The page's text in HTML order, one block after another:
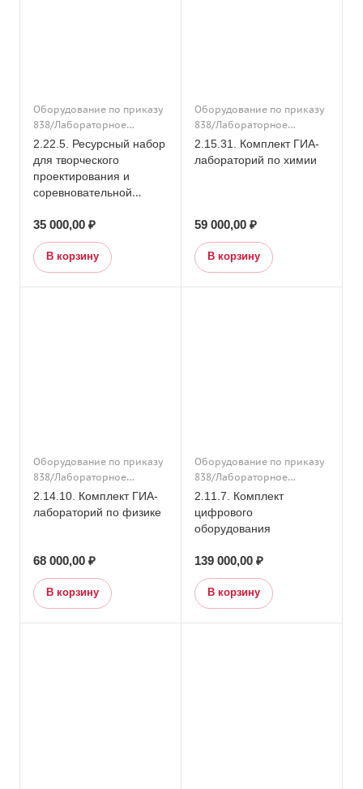
Оборудование по приказу
838/Лабораторное
оборудование/Основное
общее образование/
робототехника/
Образовательная
робототехника/Часть 1.
Профильный инженерно-
технологический класс/
Дополнительное
2.22.5. Ресурсный набор
для творческого
проектирования и
соревновательной
Ресурсный набор
НАУРОБО
35 000,00 ₽
В корзину
Оборудование по приказу
838/Лабораторное
оборудование/Основное
общее образование/
Оборудование по приказу
838/Подраздел 15. Кабинет
химии
2.15.31. Комплект ГИА-
лабораторий по химии
59 000,00 ₽
В корзину
Оборудование по приказу
838/Лабораторное
оборудование/Подраздел
14. Кабинет физики/
физики
2.14.10. Комплект ГИА-
лабораторий по физике
68 000,00 ₽
В корзину
Оборудование по приказу
838/Лабораторное
оборудование/Основное
общее образование/
Подраздел 11. Кабинет
географии/
Дополнительное
образование/
Оборудование по приказу
838/Подраздел 11. Кабинет
2.11.7. Комплект
цифрового
оборудования
139 000,00 ₽
В корзину